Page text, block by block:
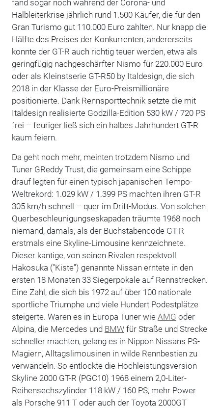
fand sogar noch während der Corona- und
Halbleiterkrise jährlich rund 1.500 Käufer, die für den
Gran Turismo gut 110.000 Euro zahlten. Nur knapp die
Hälfte des Preises der Konkurrenten, andererseits
konnte der GT-R auch richtig teuer werden, etwa als
geringfügig nachgeschärfter Nismo für 220.000 Euro
oder als Kleinstserie GT-R50 by Italdesign, die sich
2018 in der Klasse der Euro-Preismillionäre
positionierte. Dank Rennsporttechnik setzte die mit
Italdesign realisierte Godzilla-Edition 530 kW / 720 PS
frei – feuriger ließ sich ein halbes Jahrhundert GT-R
kaum feiern.
Da geht noch mehr, meinten trotzdem Nismo und
Tuner GReddy Trust, die gemeinsam eine Schippe
drauf legten für einen typisch japanischen Tempo-
Weltrekord: 1.029 kW / 1.399 PS machten ihren GT-R
305 km/h schnell – quer im Drift-Modus. Von solchen
Querbeschleunigungseskapaden träumte 1968 noch
niemand, damals, als der Buchstabencode GT-R
erstmals eine Skyline-Limousine kennzeichnete.
Dieser kantige, von seinen Rivalen respektvoll
Hakosuka ("Kiste") genannte Nissan erntete in den
ersten 18 Monaten 33 Siegerpokale auf Rennstrecken.
Eine Zahl, die sich bis 1972 auf über 100 nationale
sportliche Triumphe und viele Hundert Podestplätze
steigerte. Waren es in Europa Tuner wie AMG oder
Alpina, die Mercedes und BMWfür Straße und Strecke
schneller machten, gelang es in Nippon Nissans PS-
Magiern, Alltagslimousinen in wilde Rennbestien zu
verwandeln. So entlockte die Hochleistungsversion
Skyline 2000 GT-R (PGC10) 1968 einem 2,0-Liter-
Reihensechszylinder 118 kW / 160 PS, mehr Power
als Porsche 911 T oder auch der Toyota 2000GT